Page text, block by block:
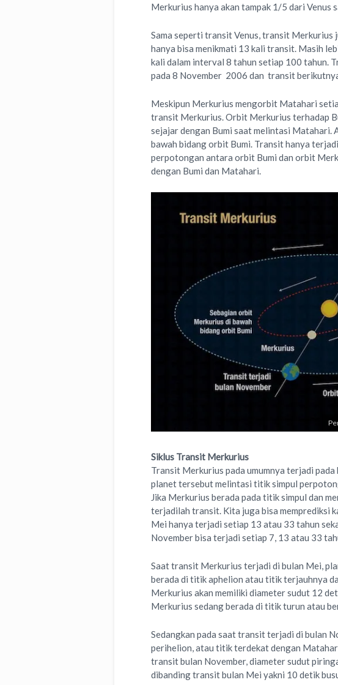
Merkurius hanya akan tampak 1/5 dari Venus
Sama seperti transit Venus, transit Merkurius
hanya bisa menikmati 13 kali transit. Masih
kali dalam interval 8 tahun setiap 100 tahun.
pada 8 November 2006 dan transit
Meskipun Merkurius mengorbit Matahari
transit Merkurius. Orbit Merkurius terhadap
sejajar dengan Bumi saat melintasi Matahari.
bawah bidang orbit Bumi. Transit hanya
perpotongan antara orbit Bumi dan orbit
dengan Bumi dan Matahari.
Siklus Transit Merkurius
Transit Merkurius pada umumnya terjadi
planet tersebut melintasi titik simpul
Jika Merkurius berada pada titik simpul dan
terjadilah transit. Kita juga bisa memprediksi
Mei hanya terjadi setiap 13 atau 33 tahun
November bisa terjadi setiap 7, 13 atau 33
Saat transit Merkurius terjadi di bulan Mei,
berada di titik aphelion atau titik terjauhnya
Merkurius akan memiliki diameter sudut 12
Merkurius sedang berada di titik turun atau
Sedangkan pada saat transit terjadi di bulan
perihelion, atau titik terdekat dengan
transit bulan November, diameter sudut
dibanding transit bulan Mei yakni 10 detik